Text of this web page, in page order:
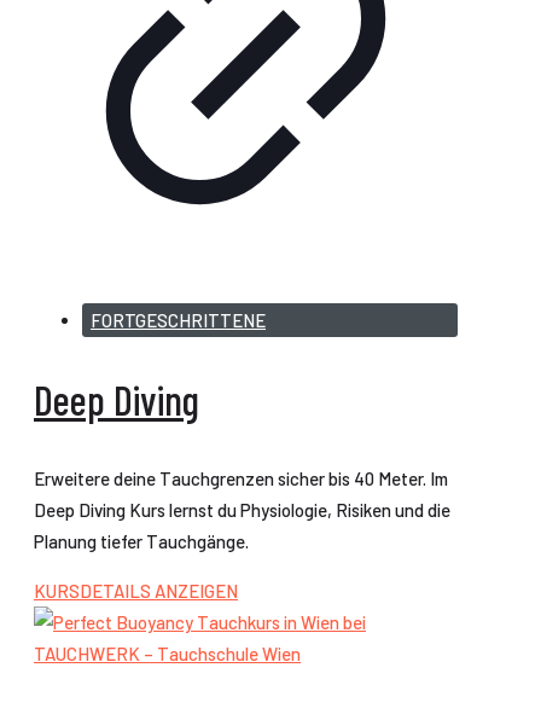
FORTGESCHRITTENE
Deep Diving
Erweitere deine Tauchgrenzen sicher bis 40 Meter. Im
Deep Diving Kurs lernst du Physiologie, Risiken und die
Planung tiefer Tauchgänge.
KURSDETAILS ANZEIGEN